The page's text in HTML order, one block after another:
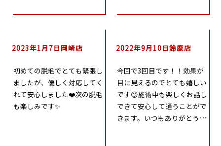
2023年1月7日岡崎店
初めての脱毛でとても緊張し
ましたが、優しく対応してく
れて安心しました❤️次の脱毛
も楽しみです✨
2022年9月10日鈴鹿店
今回で3回目です！！効果が
目に見えるのでとても嬉しい
です😊施術中も楽しくお話し
できて安心して通うことがで
きます。いつもありがとうご